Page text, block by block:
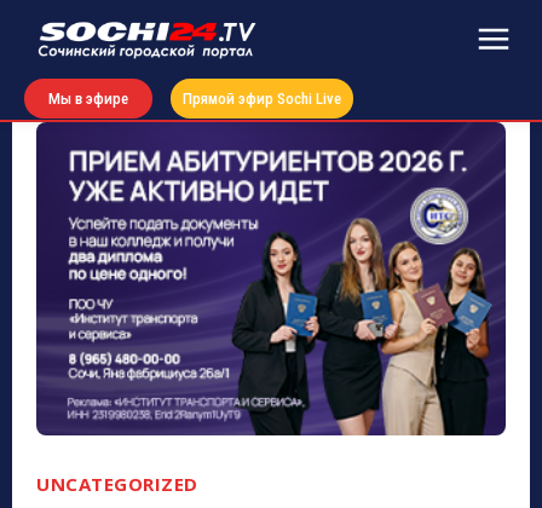
Мы в эфире Прямой эфир Sochi Live
UNCATEGORIZED